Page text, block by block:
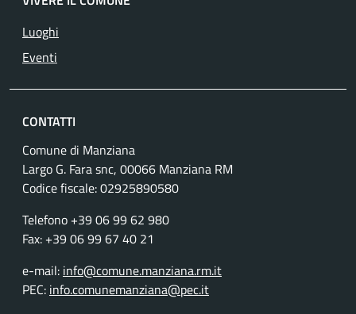
Luoghi
Eventi
CONTATTI
Comune di Manziana
Largo G. Fara snc, 00066 Manziana RM
Codice fiscale:02925890580
Telefono +39 06 99 62 980
Fax: +39 06 99 67 40 21
e-mail: info@comune.manziana.rm.it
PEC: info.comunemanziana@pec.it